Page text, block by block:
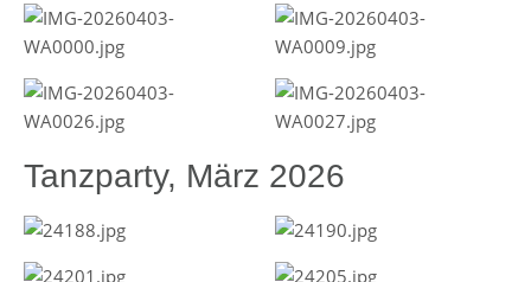
Tanzparty, März 2026